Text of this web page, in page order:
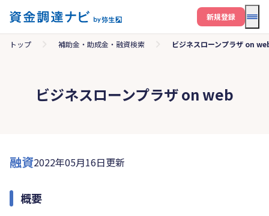
メ
新規登録
トップ 補助金・助成金・融資検索 ビジネスローンプラザ on
ビジネスローンプラザ on web
融資2022年05月16日更新
概要